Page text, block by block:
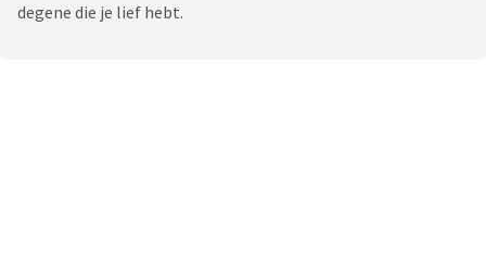
degene die je lief hebt.